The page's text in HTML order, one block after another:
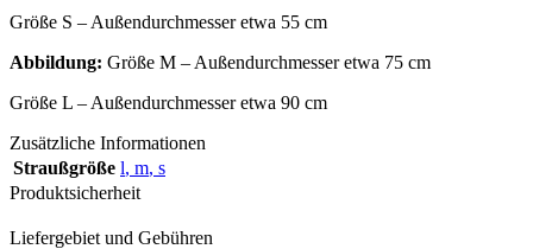
Größe S – Außendurchmesser etwa 55 cm
Abbildung: Größe M – Außendurchmesser etwa 75 cm
Größe L – Außendurchmesser etwa 90 cm
Zusätzliche Informationen
Straußgröße l, m, s
Produktsicherheit
Liefergebiet und Gebühren